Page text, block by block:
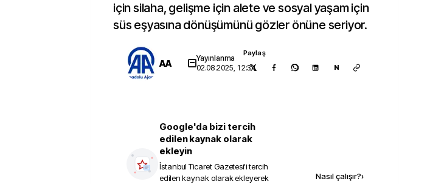
için silaha, gelişme için alete ve sosyal yaşam için
süs eşyasına dönüşümünü gözler önüne seriyor.
AA
Yayınlanma
02.08.2025, 12:34
Paylaş
N
Google'da bizi tercih
edilen kaynak olarak
ekleyin
İstanbul Ticaret Gazetesi'i tercih
edilen kaynak olarak ekleyerek
Nasıl çalışır?›